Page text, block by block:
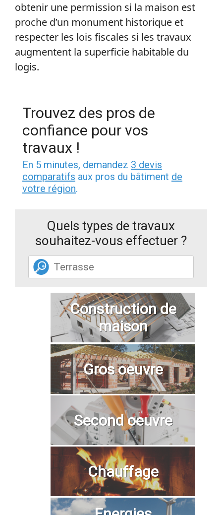
obtenir une permission si la maison est
proche d’un monument historique et
respecter les lois fiscales si les travaux
augmentent la superficie habitable du
logis.
Trouvez des pros de
confiance pour vos
travaux !
En 5 minutes, demandez 3 devis
comparatifs aux pros du bâtiment de
votre région.
Quels types de travaux
souhaitez-vous effectuer ?
Construction de
maison
Gros oeuvre
Second oeuvre
Chauffage